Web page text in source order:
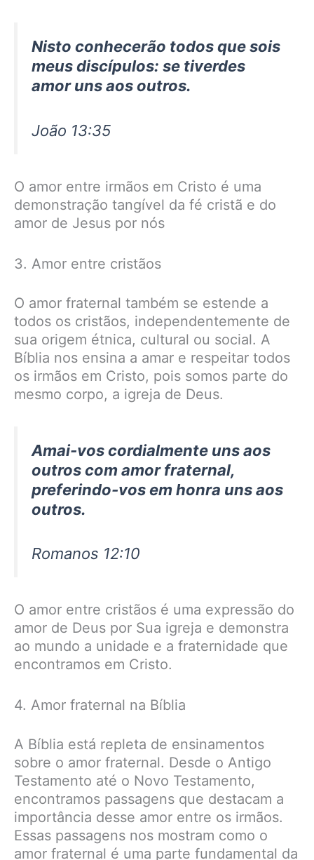
Nisto conhecerão todos que sois
meus discípulos: se tiverdes
amor uns aos outros.
João 13:35
O amor entre irmãos em Cristo é uma
demonstração tangível da fé cristã e do
amor de Jesus por nós
3. Amor entre cristãos
O amor fraternal também se estende a
todos os cristãos, independentemente de
sua origem étnica, cultural ou social. A
Bíblia nos ensina a amar e respeitar todos
os irmãos em Cristo, pois somos parte do
mesmo corpo, a igreja de Deus.
Amai-vos cordialmente uns aos
outros com amor fraternal,
preferindo-vos em honra uns aos
outros.
Romanos 12:10
O amor entre cristãos é uma expressão do
amor de Deus por Sua igreja e demonstra
ao mundo a unidade e a fraternidade que
encontramos em Cristo.
4. Amor fraternal na Bíblia
A Bíblia está repleta de ensinamentos
sobre o amor fraternal. Desde o Antigo
Testamento até o Novo Testamento,
encontramos passagens que destacam a
importância desse amor entre os irmãos.
Essas passagens nos mostram como o
amor fraternal é uma parte fundamental da